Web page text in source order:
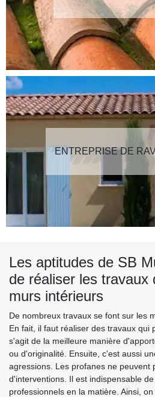
ENTREPRISE DE
Les aptitudes de SB
de réaliser les travaux
murs intérieurs
De nombreux travaux se font sur les
En fait, il faut réaliser des travaux qui
s'agit de la meilleure manière
ou d'originalité. Ensuite, c'est aussi
agressions. Les profanes ne peuvent
d'interventions. Il est indispensable
professionnels en la matière. Ainsi,